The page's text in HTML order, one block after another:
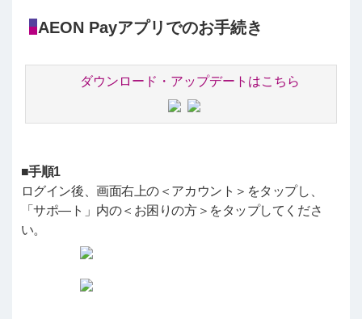
AEON Payアプリでのお手続き
ダウンロード・アップデートはこちら
■手順1
ログイン後、画面右上の＜アカウント＞をタップし、
「サポ―ト」内の＜お困りの方＞をタップしてくださ
い。